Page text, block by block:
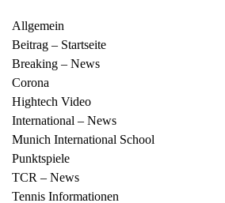
Allgemein
Beitrag – Startseite
Breaking – News
Corona
Hightech Video
International – News
Munich International School
Punktspiele
TCR – News
Tennis Informationen